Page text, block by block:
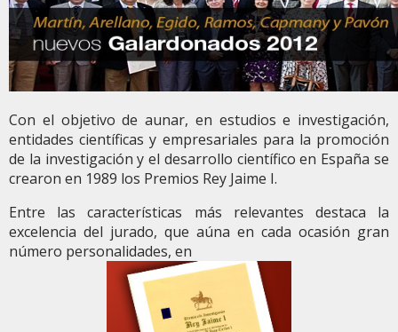
Con el objetivo de aunar, en estudios e investigación,
entidades científicas y empresariales para la promoción
de la investigación y el desarrollo científico en España se
crearon en 1989 los Premios Rey Jaime I.
Entre las características más relevantes destaca la
excelencia del jurado, que aúna en cada ocasión gran
número personalidades, en